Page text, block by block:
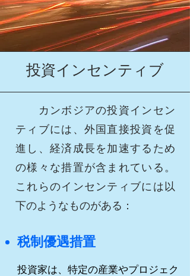
投資インセンティブ
カンボジアの投資インセン
ティブには、外国直接投資を促
進し、経済成長を加速するため
の様々な措置が含まれている。
これらのインセンティブには以
下のようなものがある：
税制優遇措置
投資家は、特定の産業やプロジェク